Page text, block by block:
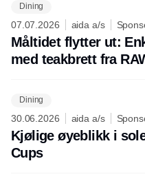
Dining
07.07.2026 aida a/s
Måltidet flytter ut:
med teakbrett fra
Dining
30.06.2026 aida a/s
Kjølige øyeblikk i
Cups